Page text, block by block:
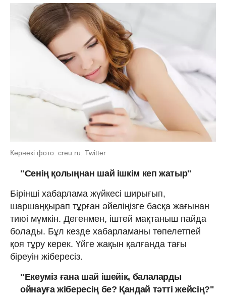
Көрнекі фото: creu.ru: Twitter
"Сенің қолыңнан шай ішкім кеп жатыр"
Бірінші хабарлама жүйкесі ширығып,
шаршаңқырап тұрған әйеліңізге басқа жағынан
тиюі мүмкін. Дегенмен, іштей мақтаныш пайда
болады. Бұл кезде хабарламаны төпелетпей
қоя тұру керек. Үйге жақын қалғанда тағы
біреуін жібересіз.
"Екеуміз ғана шай ішейік, балаларды
ойнауға жібересің бе? Қандай тәтті жейсің?"